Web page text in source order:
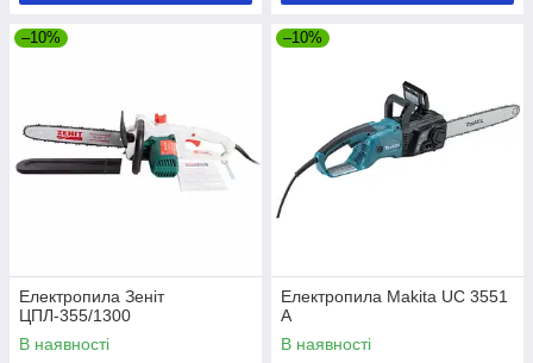
–10%
Електропила Зеніт
ЦПЛ-355/1300
В наявності
–10%
Електропила Makita UC 3551
A
В наявності